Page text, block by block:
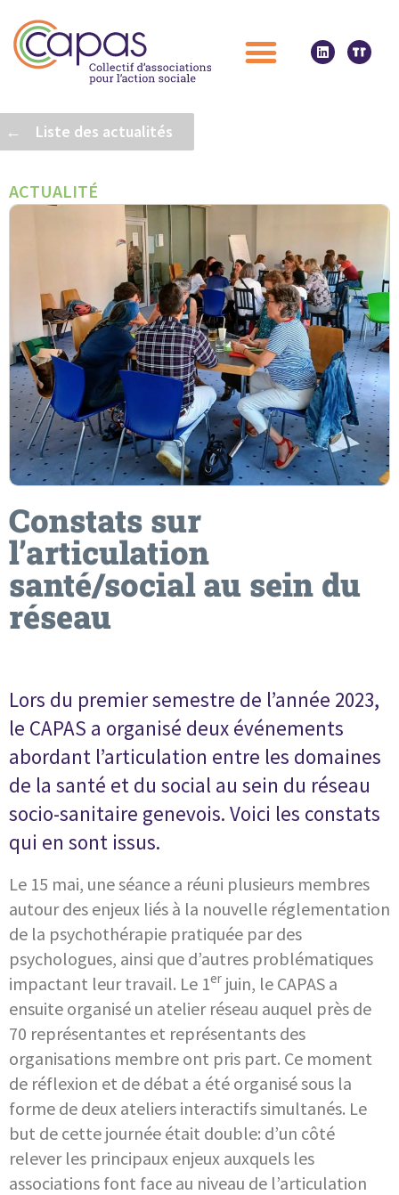
← Liste des actualités
ACTUALITÉ
Constats sur
l’articulation
santé/social au sein du
réseau
Lors du premier semestre de l’année 2023,
le CAPAS a organisé deux événements
abordant l’articulation entre les domaines
de la santé et du social au sein du réseau
socio-sanitaire genevois. Voici les constats
qui en sont issus.
Le 15 mai, une séance a réuni plusieurs membres
autour des enjeux liés à la nouvelle réglementation
de la psychothérapie pratiquée par des
psychologues, ainsi que d’autres problématiques
impactant leur travail. Le 1er juin, le CAPAS a
ensuite organisé un atelier réseau auquel près de
70 représentantes et représentants des
organisations membre ont pris part. Ce moment
de réflexion et de débat a été organisé sous la
forme de deux ateliers interactifs simultanés. Le
but de cette journée était double: d’un côté
relever les principaux enjeux auxquels les
associations font face au niveau de l’articulation